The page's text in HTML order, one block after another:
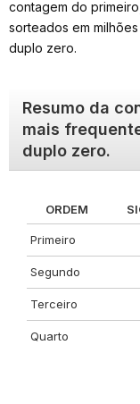
contagem do
sorteados em
duplo zero.
Resumo da
mais
duplo zero.
ORDEM
Primeiro
Segundo
Terceiro
Quarto